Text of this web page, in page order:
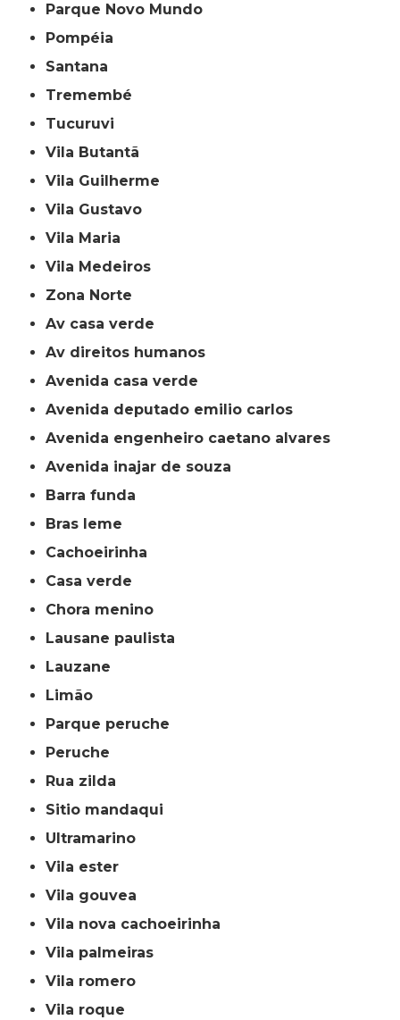
Parque Novo Mundo
Pompéia
Santana
Tremembé
Tucuruvi
Vila Butantã
Vila Guilherme
Vila Gustavo
Vila Maria
Vila Medeiros
Zona Norte
av casa verde
av direitos humanos
avenida casa verde
avenida deputado emilio carlos
avenida engenheiro caetano alvares
avenida inajar de souza
barra funda
bras leme
cachoeirinha
casa verde
chora menino
lausane paulista
lauzane
limão
parque peruche
peruche
rua zilda
sitio mandaqui
ultramarino
vila ester
vila gouvea
vila nova cachoeirinha
vila palmeiras
vila romero
vila roque